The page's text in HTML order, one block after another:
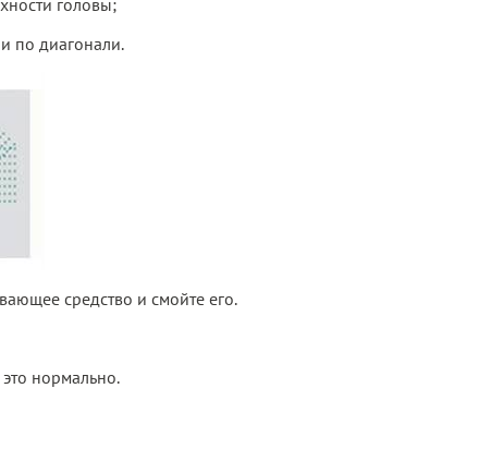
головы;
по диагонали.
средство и смойте его.
нормально.